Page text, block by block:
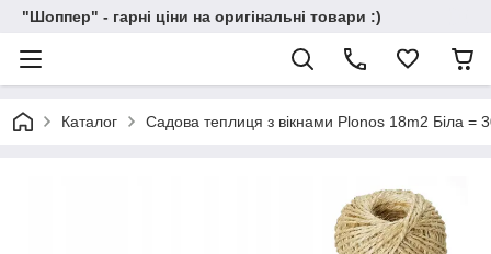
"Шоппер" - гарні ціни на оригінальні товари :)
Каталог Садова теплиця з вікнами Plonos 18m2 Біла =